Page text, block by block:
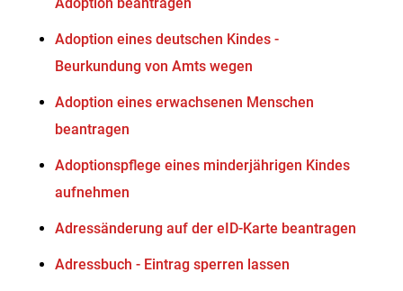
Adoption eines deutschen Kindes -
Beurkundung von Amts wegen
Adoption eines erwachsenen Menschen
beantragen
Adoptionspflege eines minderjährigen Kindes
aufnehmen
Adressänderung auf der eID-Karte beantragen
Adressbuch - Eintrag sperren lassen